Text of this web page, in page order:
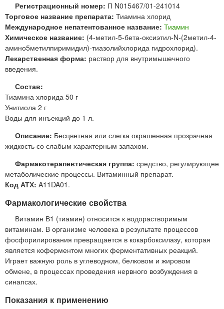
Регистрационный номер: П N015467/01-241014
Торговое название препарата: Тиамина хлорид
Международное непатентованное название: Тиамин
Химическое название: (4-метил-5-бета-оксиэтил-N-(2метил-4-
амино5метилпиримидил)-тиазолийхлорида гидрохлорид).
Лекарственная форма: раствор для внутримышечного
введения.
Состав:
Тиамина хлорида 50 г
Унитиола 2 г
Воды для инъекций до 1 л.
Описание: Бесцветная или слегка окрашенная прозрачная
жидкость со слабым характерным запахом.
Фармакотерапевтическая группа: средство, регулирующее
метаболические процессы. Витаминный препарат.
Код АТХ: A11DA01.
Фармакологические свойства
Витамин В1 (тиамин) относится к водорастворимым
витаминам. В организме человека в результате процессов
фосфорилирования превращается в кокарбоксилазу, которая
является коферментом многих ферментативных реакций.
Играет важную роль в углеводном, белковом и жировом
обмене, в процессах проведения нервного возбуждения в
синапсах.
Показания к применению